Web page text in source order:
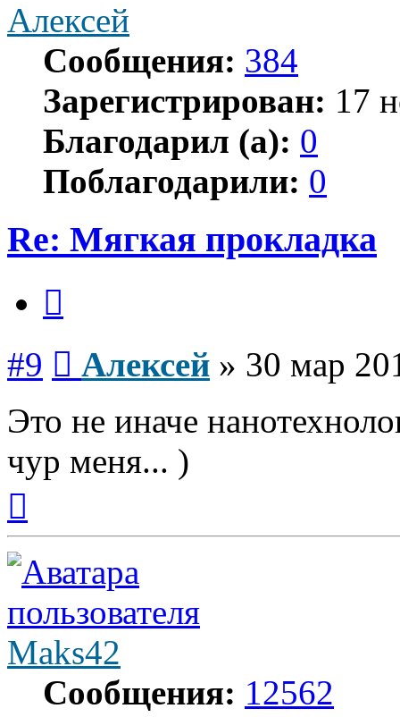
Алексей
Сообщения: 384
Зарегистрирован: 17
Благодарил (а): 0
Поблагодарили: 0
Re: Мягкая прокладка
#9 Алексей » 30 мар
Это не иначе
чур меня... )
началу
Maks42
Сообщения: 12562